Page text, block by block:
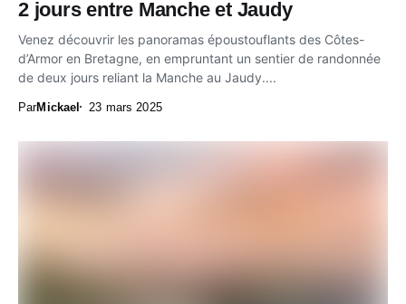
2 jours entre Manche et Jaudy
Venez découvrir les panoramas époustouflants des Côtes-
d’Armor en Bretagne, en empruntant un sentier de randonnée
de deux jours reliant la Manche au Jaudy....
ParMickael 23 mars 2025